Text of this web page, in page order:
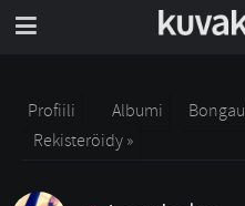
Profiili Albumi
Rekisteröidy »